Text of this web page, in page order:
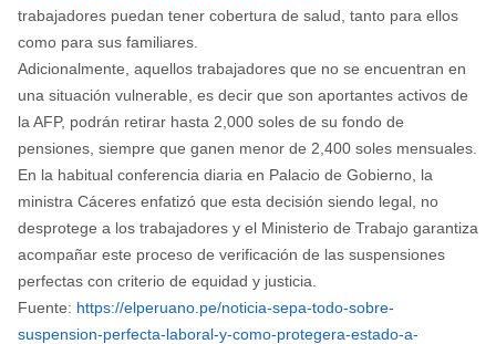
trabajadores puedan tener cobertura de salud, tanto para ellos
como para sus familiares.
Adicionalmente, aquellos trabajadores que no se encuentran en
una situación vulnerable, es decir que son aportantes activos de
la AFP, podrán retirar hasta 2,000 soles de su fondo de
pensiones, siempre que ganen menor de 2,400 soles mensuales.
En la habitual conferencia diaria en Palacio de Gobierno, la
ministra Cáceres enfatizó que esta decisión siendo legal, no
desprotege a los trabajadores y el Ministerio de Trabajo garantiza
acompañar este proceso de verificación de las suspensiones
perfectas con criterio de equidad y justicia.
Fuente: https://elperuano.pe/noticia-sepa-todo-sobre-
suspension-perfecta-laboral-y-como-protegera-estado-a-